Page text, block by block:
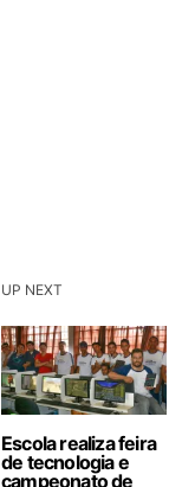
UP NEXT
Escola realiza feira
de tecnologia e
campeonato de